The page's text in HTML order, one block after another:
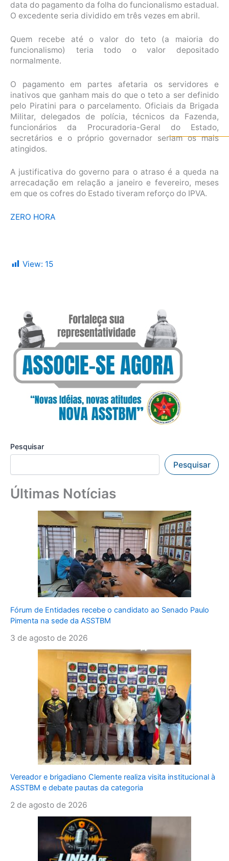
data do pagamento da folha do funcionalismo estadual.
O excedente seria dividido em três vezes em abril.
Quem recebe até o valor do teto (a maioria do
funcionalismo) teria todo o valor depositado
normalmente.
O pagamento em partes afetaria os servidores e
inativos que ganham mais do que o teto a ser definido
pelo Piratini para o parcelamento. Oficiais da Brigada
Militar, delegados de polícia, técnicos da Fazenda,
funcionários da Procuradoria-Geral do Estado,
secretários e o próprio governador seriam os mais
atingidos.
A justificativa do governo para o atraso é a queda na
arrecadação em relação a janeiro e fevereiro, meses
em que os cofres do Estado tiveram reforço do IPVA.
ZERO HORA
View: 15
Pesquisar
Pesquisar
Últimas Notícias
Fórum de Entidades recebe o candidato ao Senado Paulo
Pimenta na sede da ASSTBM
3 de agosto de 2026
Vereador e brigadiano Clemente realiza visita institucional à
ASSTBM e debate pautas da categoria
2 de agosto de 2026